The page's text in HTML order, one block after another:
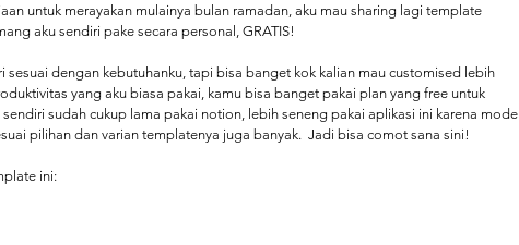
untuk merayakan mulainya bulan ramadan, aku mau sharing lagi template
aku sendiri pake secara personal, GRATIS!
sesuai dengan kebutuhanku, tapi bisa banget kok kalian mau customised lebih
yang aku biasa pakai, kamu bisa banget pakai plan yang free untuk
sudah cukup lama pakai notion, lebih seneng pakai aplikasi ini karena model
pilihan dan varian templatenya juga banyak.  Jadi bisa comot sana sini!
ini: